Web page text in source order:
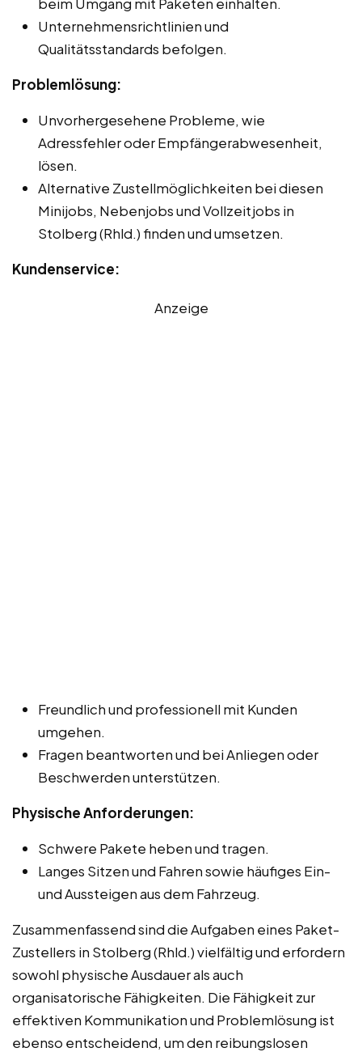
Unternehmensrichtlinien und
Qualitätsstandards befolgen.
Problemlösung:
Unvorhergesehene Probleme, wie
Adressfehler oder Empfängerabwesenheit,
lösen.
Alternative Zustellmöglichkeiten bei diesen
Minijobs, Nebenjobs und Vollzeitjobs in
Stolberg (Rhld.) finden und umsetzen.
Kundenservice:
Anzeige
Freundlich und professionell mit Kunden
umgehen.
Fragen beantworten und bei Anliegen oder
Beschwerden unterstützen.
Physische Anforderungen:
Schwere Pakete heben und tragen.
Langes Sitzen und Fahren sowie häufiges Ein-
und Aussteigen aus dem Fahrzeug.
Zusammenfassend sind die Aufgaben eines Paket-
Zustellers in Stolberg (Rhld.) vielfältig und erfordern
sowohl physische Ausdauer als auch
organisatorische Fähigkeiten. Die Fähigkeit zur
effektiven Kommunikation und Problemlösung ist
ebenso entscheidend, um den reibungslosen